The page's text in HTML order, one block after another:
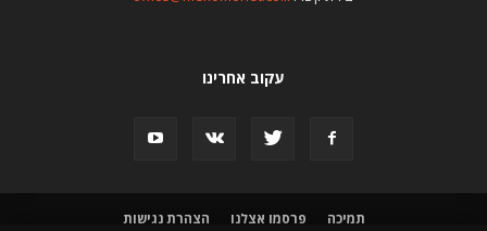
עקוב אחרינו
תמיכה פרסמו אצלנו הצהרת נגישות